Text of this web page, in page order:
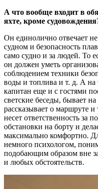
А что вообще входит в
яхте, кроме
Он единолично отвечает
судном и безопасность
само судно и за людей. То
он должен уметь
соблюдением техники
воды и топлива и т. д. А на
капитан еще и с гостями
светские беседы, бывает
рассказывает о маршруте
несет ответственность за
обстановки на борту и
максимально комфортно.
немного психологом,
подобающим образом вне
и любых обстоятельств.